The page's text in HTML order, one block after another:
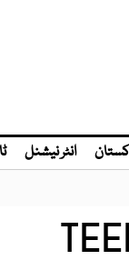
انٹر نیشنل